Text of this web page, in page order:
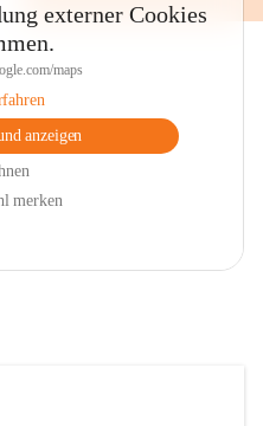
externer Cookies
maps
anzeigen
merken